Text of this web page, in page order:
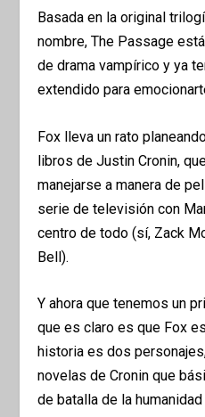
Basada en la original
nombre, The Passage
de drama vampírico y ya
extendido para
Fox lleva un rato
libros de Justin Cronin,
manejarse a manera de
serie de televisión con
centro de todo (sí, Zack
Bell).
Y ahora que tenemos un
que es claro es que Fox
historia es dos
novelas de Cronin que
de batalla de la